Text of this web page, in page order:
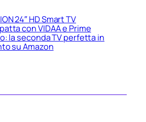
24″ HD Smart TV
con VIDAA e Prime
la seconda TV perfetta in
su Amazon